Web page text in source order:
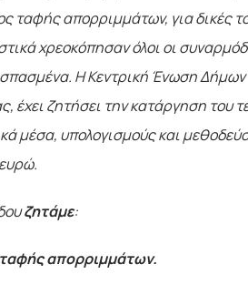
ταφής απορριμμάτων, για δικές
χρεοκόπησαν όλοι οι
Η Κεντρική Ένωση Δήμων
έχει ζητήσει την κατάργηση του
μέσα, υπολογισμούς και
ζητάμε:
απορριμμάτων.